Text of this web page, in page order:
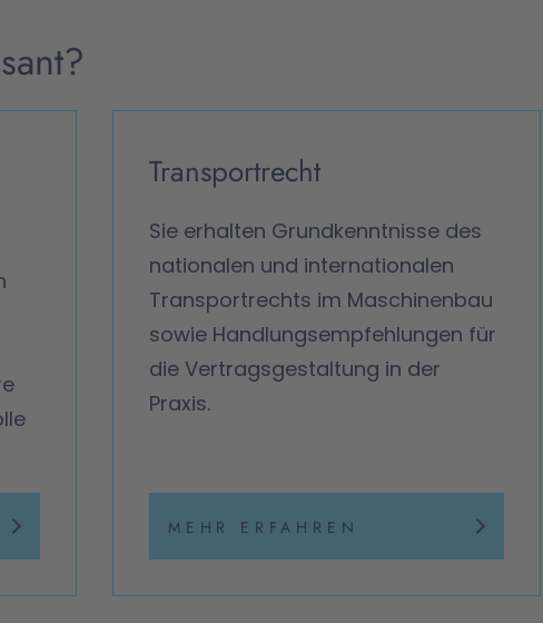
Transportrecht
Sie erhalten Grundkenntnisse des
nationalen und internationalen
Transportrechts im Maschinenbau
sowie Handlungsempfehlungen für
die Vertragsgestaltung in der
Praxis.
MEHR ERFAHREN